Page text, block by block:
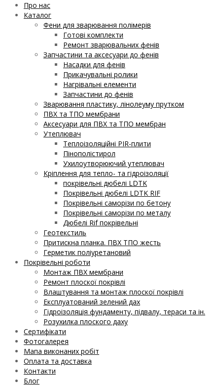
Про нас
Каталог
Фени для зварювання полімерів
Готові комплекти
Ремонт зварювальних фенів
Запчастини та аксесуари до фенів
Насадки для фенів
Прикачувальні ролики
Нагрівальні елементи
Запчастини до фенів
Зварювання пластику, лінолеуму прутком
ПВХ та ТПО мембрани
Аксесуари для ПВХ та ТПО мембран
Утеплювач
Теплоізоляційні PIR-плити
Пінополістирол
Ухилоутворюючий утеплювач
Кріплення для тепло- та гідроізоляції
покрівельні дюбелі LDTK
Покрівельні дюбелі LDTK RIF
Покрівельні саморізи по бетону
Покрівельні саморізи по металу
Дюбелі Rif покрівельні
Геотекстиль
Притискна планка. ПВХ ТПО жесть
Герметик поліуретановий
Покрівельні роботи
Монтаж ПВХ мембрани
Ремонт плоскої покрівлі
Влаштування та монтаж плоскої покрівлі
Експлуатований зелений дах
Гідроізоляція фундаменту, підвалу, тераси та ін.
Розухилка плоского даху
Сертифікати
Фотогалерея
Мапа виконаних робіт
Оплата та доставка
Контакти
Блог